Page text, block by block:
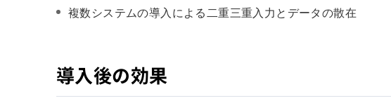
複数システムの導入による二重三重入力とデータの散在
導入後の効果